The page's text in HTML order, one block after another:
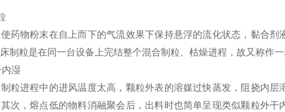
药物粉末在自上而下的气流效果下保持悬浮的流化状态，黏合
制粒是在同一台设备上完结整个混合制粒、枯燥进程，故又称作
湿
粒进程中的进风温度太高，颗粒外表的溶媒过快蒸发，阻挠内
次，熔点低的物料消融聚会后，出料时也简单呈现类似颗粒外